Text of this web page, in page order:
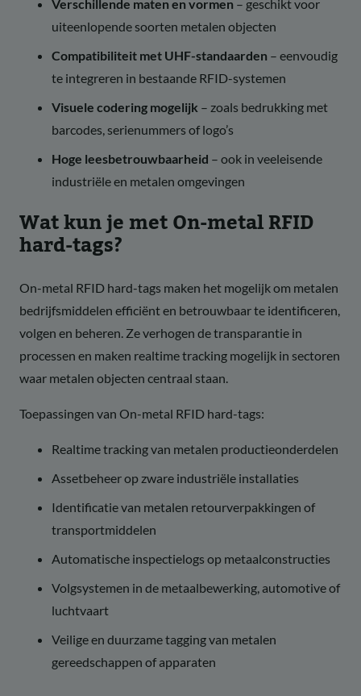
Verschillende maten en vormen – geschikt voor
uiteenlopende soorten metalen objecten
Compatibiliteit met UHF-standaarden – eenvoudig
te integreren in bestaande RFID-systemen
Visuele codering mogelijk – zoals bedrukking met
barcodes, serienummers of logo’s
Hoge leesbetrouwbaarheid – ook in veeleisende
industriële en metalen omgevingen
Wat kun je met On-metal RFID
hard-tags?
On-metal RFID hard-tags maken het mogelijk om metalen
bedrijfsmiddelen efficiënt en betrouwbaar te identificeren,
volgen en beheren. Ze verhogen de transparantie in
processen en maken realtime tracking mogelijk in sectoren
waar metalen objecten centraal staan.
Toepassingen van On-metal RFID hard-tags:
Realtime tracking van metalen productieonderdelen
Assetbeheer op zware industriële installaties
Identificatie van metalen retourverpakkingen of
transportmiddelen
Automatische inspectielogs op metaalconstructies
Volgsystemen in de metaalbewerking, automotive of
luchtvaart
Veilige en duurzame tagging van metalen
gereedschappen of apparaten